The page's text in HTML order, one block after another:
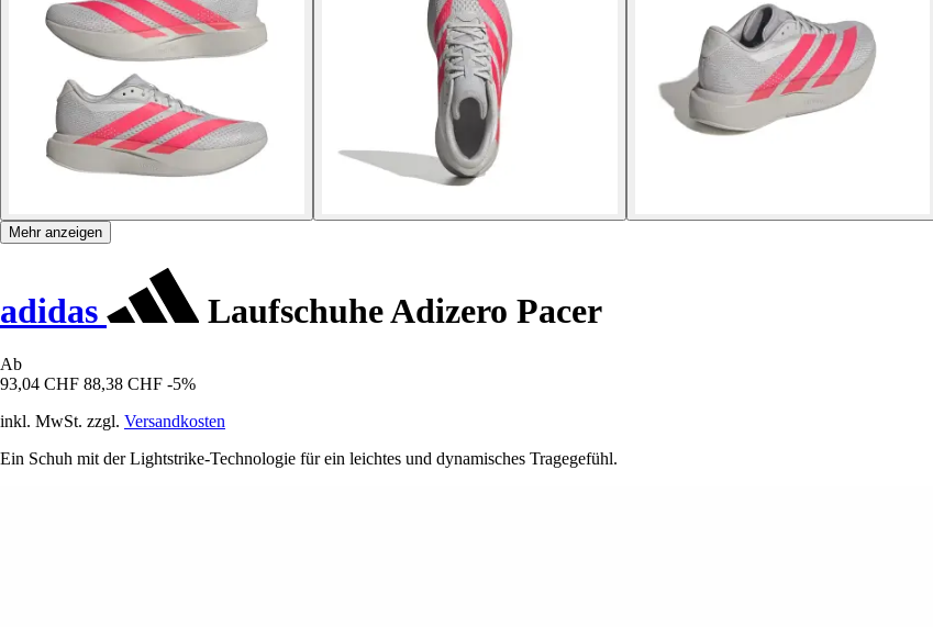
Mehr anzeigen
adidas Laufschuhe Adizero Pacer
Ab
93,04 CHF 88,38 CHF -5%
inkl. MwSt. zzgl. Versandkosten
Ein Schuh mit der Lightstrike-Technologie für ein leichtes und dynamisches Tragegefühl.